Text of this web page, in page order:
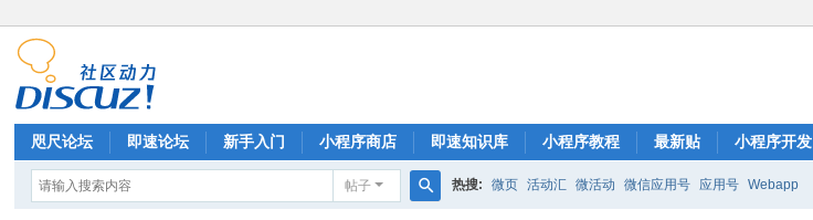
咫尺论坛 即速论坛 新手入门 小程序商店 即速知识库 小程序教程 最新贴 小程序开发
帖子 热搜: 微页 活动汇 微活动 微信应用号 应用号 Webapp